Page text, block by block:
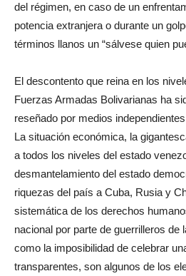
del régimen, en caso de un
potencia extranjera o durante un
términos llanos un “sálvese quien
El descontento que reina en los
Fuerzas Armadas Bolivarianas ha
reseñado por medios
La situación económica, la
a todos los niveles del estado
desmantelamiento del estado
riquezas del país a Cuba, Rusia y
sistemática de los derechos
nacional por parte de guerrilleros de
como la imposibilidad de celebrar
transparentes, son algunos de los